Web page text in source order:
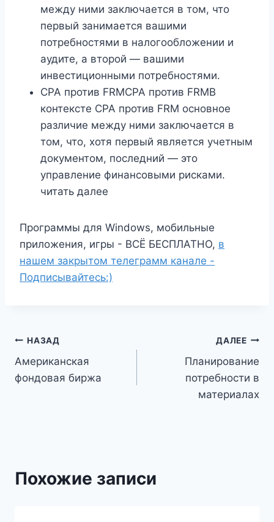
между ними заключается в том, что
первый занимается вашими
потребностями в налогообложении и
аудите, а второй — вашими
инвестиционными потребностями.
CPA против FRMCPA против FRMВ
контексте CPA против FRM основное
различие между ними заключается в
том, что, хотя первый является учетным
документом, последний — это
управление финансовыми рисками.
читать далее
Программы для Windows, мобильные
приложения, игры - ВСЁ БЕСПЛАТНО, в
нашем закрытом телеграмм канале -
Подписывайтесь:)
Навигация
по
НАЗАД
Американская
фондовая биржа
ДАЛЕЕ
Планирование
потребности в
материалах
Похожие записи